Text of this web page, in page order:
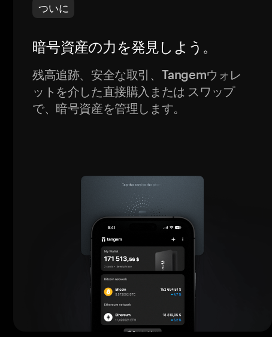
ついに
暗号資産の力を発見しよう。
残高追跡、安全な取引、Tangemウォレ
ットを介した直接購入または スワップ
で、暗号資産を管理します。